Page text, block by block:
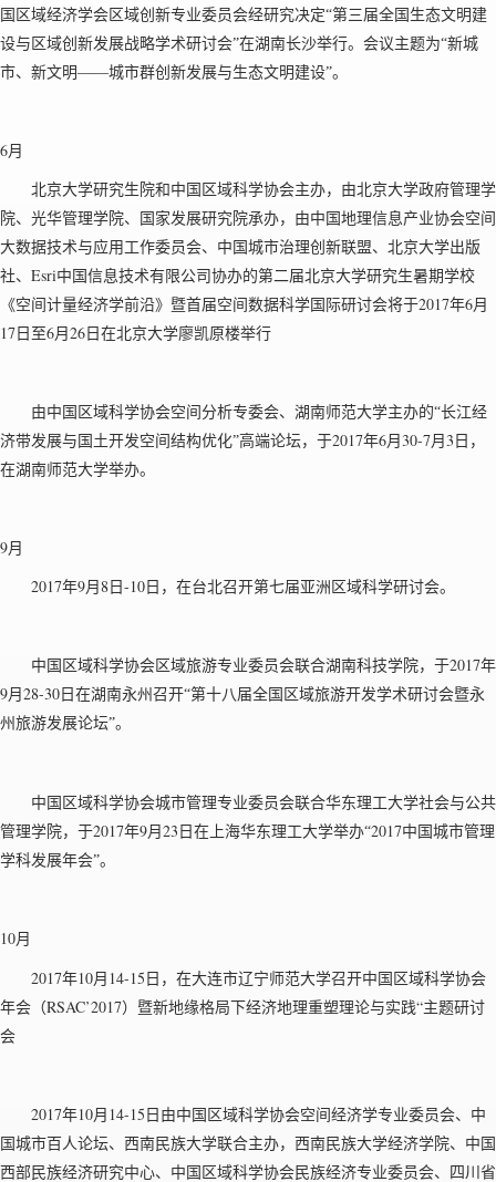
国区域经济学会区域创新专业委员会经研究决定“第三届全国生态文明建
设与区域创新发展战略学术研讨会”在湖南长沙举行。会议主题为“新城
市、新文明——城市群创新发展与生态文明建设”。
6月
北京大学研究生院和中国区域科学协会主办，由北京大学政府管理学
院、光华管理学院、国家发展研究院承办，由中国地理信息产业协会空间
大数据技术与应用工作委员会、中国城市治理创新联盟、北京大学出版
社、 Esri中国信息技术有限公司协办的第二届北京大学研究生暑期学校
《空间计量经济学前沿》暨首届空间数据科学国际研讨会将于2017年6月
17 日至6月 26 日在北京大学廖凯原楼举行
由中国区域科学协会空间分析专委会、湖南师范大学主办的“长江经
济带发展与国土开发空间结构优化”高端论坛，于2017年6月 30-7月 3 日，
在湖南师范大学举办。
9月
2017年9月 8 日 -10 日，在台北召开第七届亚洲区域科学研讨会。
中国区域科学协会区域旅游专业委员会联合湖南科技学院，于2017年
9月 28-30 日在湖南永州召开“第十八届全国区域旅游开发学术研讨会暨永
州旅游发展论坛”。
中国区域科学协会城市管理专业委员会联合华东理工大学社会与公共
管理学院，于2017年9月 23 日在上海华东理工大学举办“2017中国城市管理
学科发展年会”。
10月
2017年10月 14-15 日，在大连市辽宁师范大学召开中国区域科学协会
年会（RSAC’2017）暨新地缘格局下经济地理重塑理论与实践“主题研讨
会
2017年10月 14-15 日由中国区域科学协会空间经济学专业委员会、中
国城市百人论坛、西南民族大学联合主办，西南民族大学经济学院、中国
西部民族经济研究中心、中国区域科学协会民族经济专业委员会、四川省